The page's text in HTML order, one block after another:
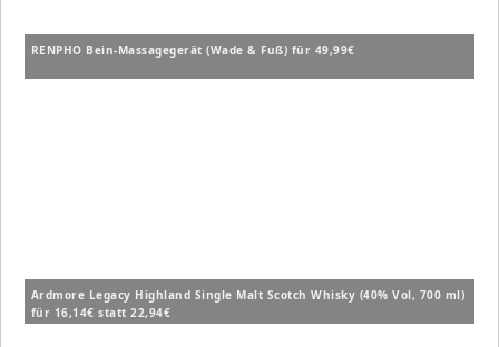
RENPHO Bein-Massagegerät (Wade & Fuß) für 49,99€
Ardmore Legacy Highland Single Malt Scotch Whisky (40% Vol, 700 ml)
für 16,14€ statt 22,94€